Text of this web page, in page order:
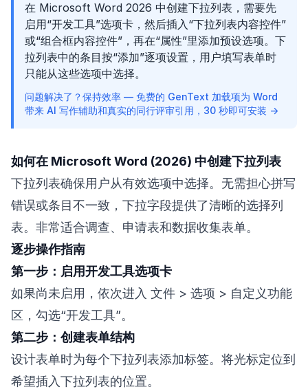
在 Microsoft Word 2026 中创建下拉列表，需要先
启用“开发工具”选项卡，然后插入“下拉列表内容控件”
或“组合框内容控件”，再在“属性”里添加预设选项。下
拉列表中的条目按“添加”逐项设置，用户填写表单时
只能从这些选项中选择。
问题解决了？保持效率 — 免费的 GenText 加载项为 Word
带来 AI 写作辅助和真实的同行评审引用，30 秒即可安装 →
如何在 Microsoft Word (2026) 中创建下拉列表
下拉列表确保用户从有效选项中选择。无需担心拼写
错误或条目不一致，下拉字段提供了清晰的选择列
表。非常适合调查、申请表和数据收集表单。
逐步操作指南
第一步：启用开发工具选项卡
如果尚未启用，依次进入 文件 > 选项 > 自定义功能
区，勾选“开发工具”。
第二步：创建表单结构
设计表单时为每个下拉列表添加标签。将光标定位到
希望插入下拉列表的位置。